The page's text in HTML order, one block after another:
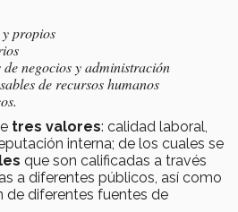
propios
de negocios y administración
de recursos humanos
tres valores: calidad laboral,
interna; de los cuales se
que son calificadas a través
a diferentes públicos, así como
de diferentes fuentes de